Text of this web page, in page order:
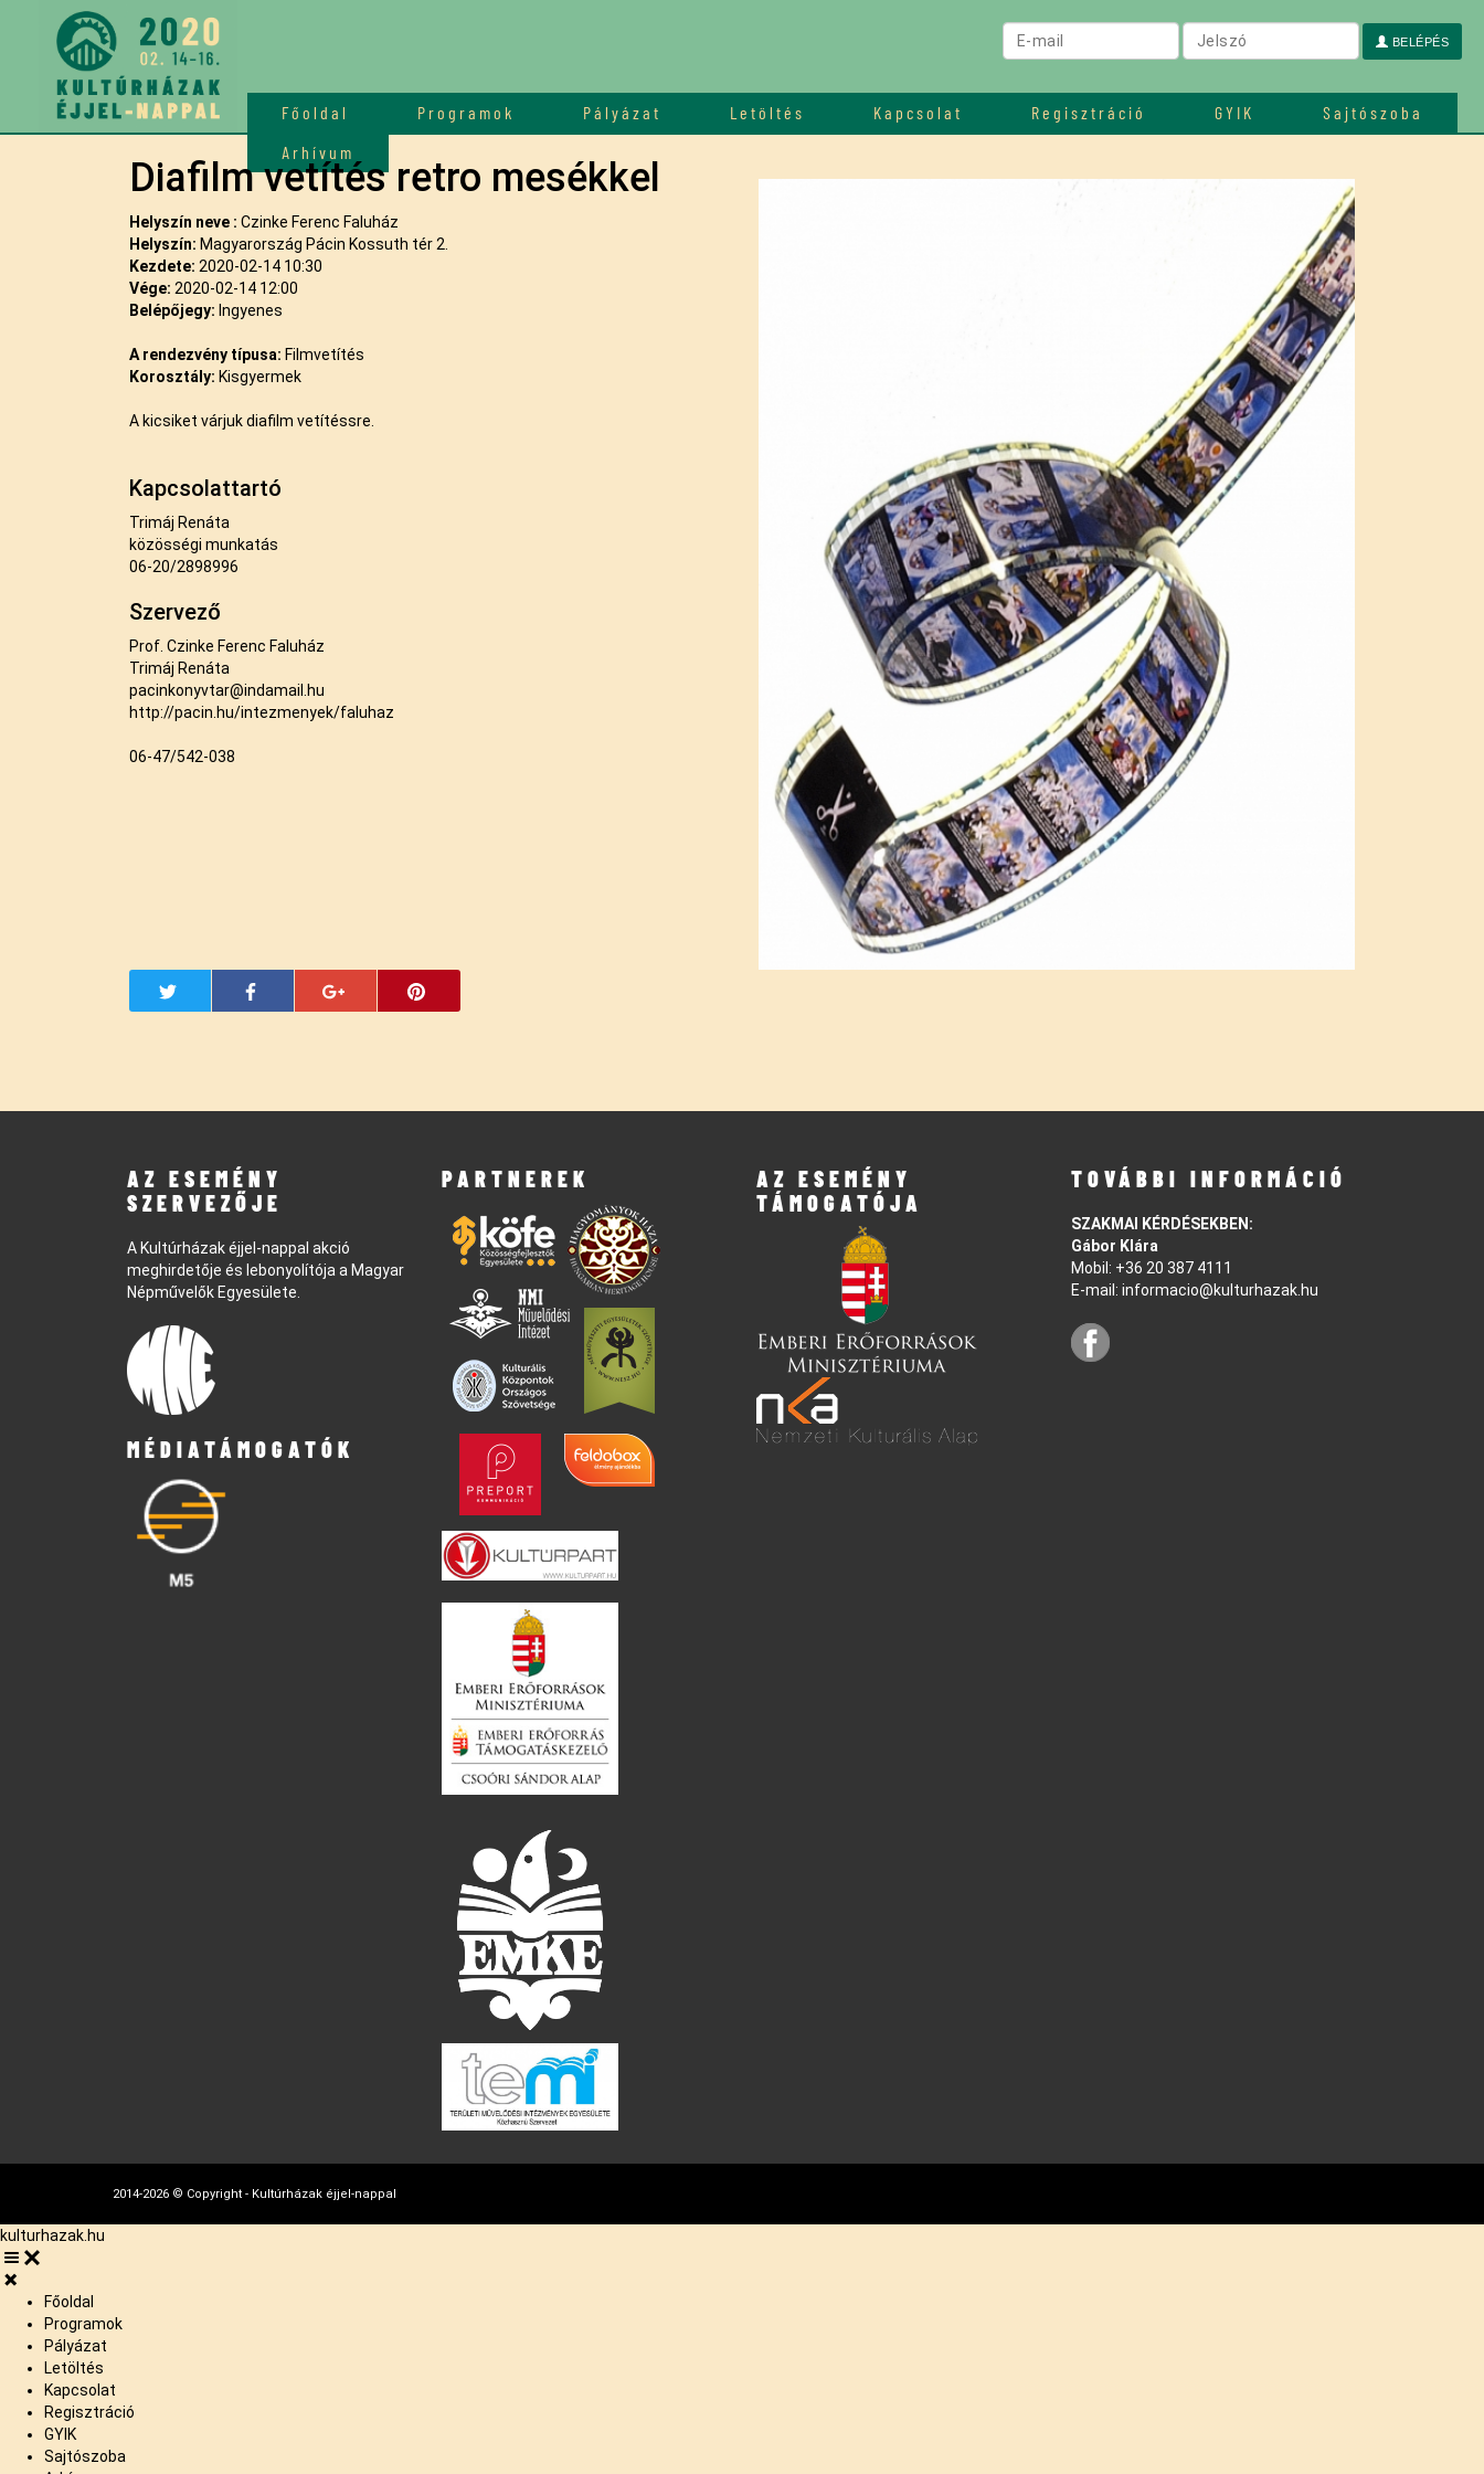
Főoldal Programok Pályázat Letöltés Kapcsolat Regisztráció GYIK
Sajtószoba
Arhívum
BELÉPÉS
Diafilm vetítés retro mesékkel
Helyszín neve : Czinke Ferenc Faluház
Helyszín: Magyarország Pácin Kossuth tér 2.
Kezdete: 2020-02-14 10:30
Vége: 2020-02-14 12:00
Belépőjegy: Ingyenes
A rendezvény típusa: Filmvetítés
Korosztály: Kisgyermek
A kicsiket várjuk diafilm vetítéssre.
Kapcsolattartó
Trimáj Renáta
közösségi munkatás
06-20/2898996
Szervező
Prof. Czinke Ferenc Faluház
Trimáj Renáta
pacinkonyvtar@indamail.hu
http://pacin.hu/intezmenyek/faluhaz
06-47/542-038
AZ ESEMÉNY
SZERVEZŐJE
A Kultúrházak éjjel-nappal akció
meghirdetője és lebonyolítója a Magyar
Népművelők Egyesülete.
MÉDIATÁMOGATÓK
PARTNEREK
AZ ESEMÉNY
TÁMOGATÓJA
TOVÁBBI INFORMÁCIÓ
SZAKMAI KÉRDÉSEKBEN:
Gábor Klára
Mobil: +36 20 387 4111
E-mail: informacio@kulturhazak.hu
2014-2026 © Copyright - Kultúrházak éjjel-nappal
kulturhazak.hu
Főoldal
Programok
Pályázat
Letöltés
Kapcsolat
Regisztráció
GYIK
Sajtószoba